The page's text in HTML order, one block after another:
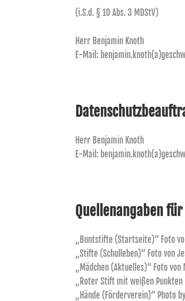
(i.S.d. § 10 Abs. 3 MDStV)
Herr Benjamin Knoth
E-Mail:
Herr Benjamin Knoth
E-Mail:
Quellenangaben für
„Buntstifte (Startseite)“ Foto
„Stifte (Schulleben)“ Foto von
„Mädchen (Aktuelles)“ Foto von
„Roter Stift mit weißen
„Hände (Förderverein)“ Photo by